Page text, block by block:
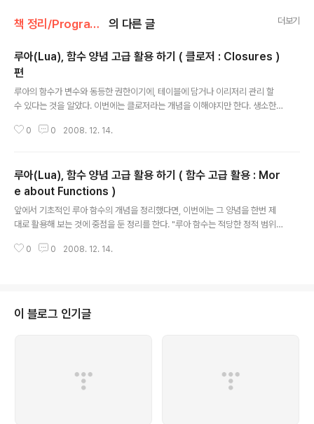
책 정리/Programming in Lua 의 다른 글 더보기
루아(Lua), 함수 양념 고급 활용 하기 ( 클로저 : Closures )
편
루아의 함수가 변수와 동등한 권한이기에, 테이블에 담거나 이리저리 관리 할
수 있다는 것을 알았다. 이번에는 클로저라는 개념을 이해야지만 한다. 생소한
아의 함수가 변수로 취급된다면, 함수 내에 변수를 정의 할수 있을것 같은데, 정
원한다. 이것으로 nested function 을 구현 할 수는 있다. 자바에선 nested f
unction 을 지원 하는 것으로 알고 있으나, 직접 보지는 못했다.(모든게 객채이
니 당연 할 듯) 이처럼 함수에..
0 0 2008. 12. 14.
루아(Lua), 함수 양념 고급 활용 하기 ( 함수 고급 활용 : Mor
e about Functions )
앞에서 기초적인 루아 함수의 개념을 정리했다면, 이번에는 그 양념을 한번 제
대로 활용해 보는 것에 중점을 둔 정리를 한다. "루아 함수는 적당한 정적 범위
이나 수치와 같은 동일한 권한을 가진 변수라는 것이다. 함수를 인수로 넘기거
변수에 담아 둘 수가 있다. a = print 라고 하면 a("우하하하") 가 가능하다. 이
특징을 유심히 본다면, function foo( x )..
0 0 2008. 12. 14.
이 블로그 인기글